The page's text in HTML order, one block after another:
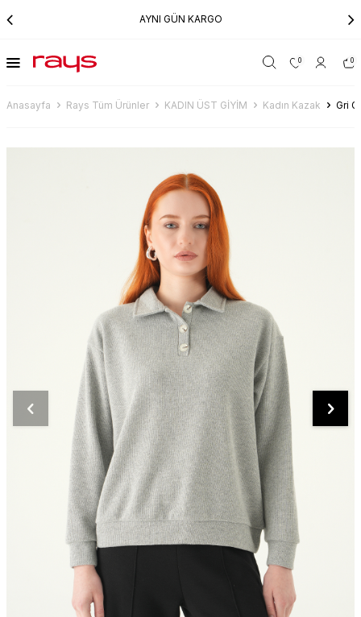
AYNI GÜN KARGO
0 0
Anasayfa Rays Tüm Ürünler KADIN ÜST GİYİM Kadın Kazak Gri